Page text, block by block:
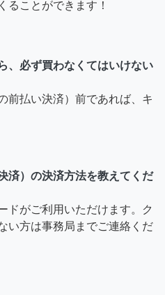
ることができます！
、必ず買わなくてはいけない
前払い決済）前であれば、キ
済）の決済方法を教えてくだ
ドがご利用いただけます。ク
い方は事務局までご連絡くだ